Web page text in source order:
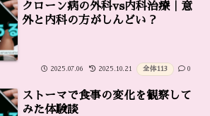
クローン病の外科vs内科治療｜意
外と内科の方がしんどい？
2025.07.06 2025.10.21 全体113 0
ストーマで食事の変化を観察して
みた体験談